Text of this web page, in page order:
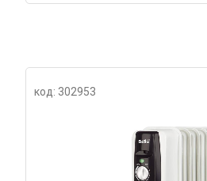
код: 302953